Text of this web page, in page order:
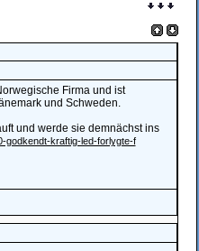
Firma und ist
und Schweden.
und werde sie demnächst ins
godkendt-kraftig-led-forlygte-f